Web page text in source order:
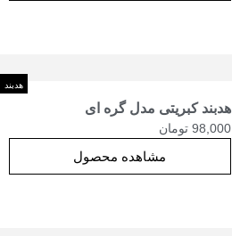
هدبند کبریتی مدل گره ای
هدبند
98,000 تومان
مشاهده محصول